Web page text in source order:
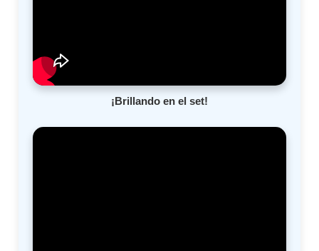
¡Brillando en el set!